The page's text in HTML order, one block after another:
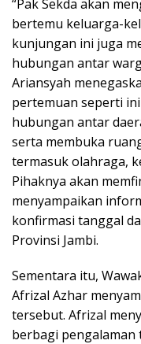
“Pak Sekda akan
bertemu keluarga-
kunjungan ini juga
hubungan antar
Ariansyah
pertemuan seperti
hubungan antar
serta membuka
termasuk olahraga,
Pihaknya akan
menyampaikan
konfirmasi tanggal
Provinsi Jambi.
Sementara itu,
Afrizal Azhar
tersebut. Afrizal
berbagi